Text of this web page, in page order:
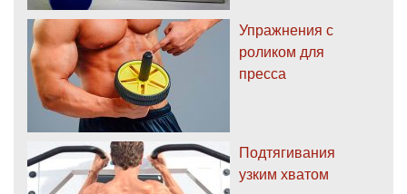
Упражнения с
роликом для
пресса
Подтягивания
узким хватом